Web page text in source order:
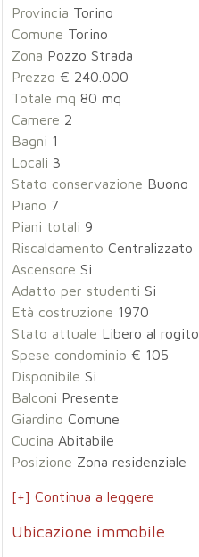
Provincia Torino
Comune Torino
Zona Pozzo Strada
Prezzo € 240.000
Totale mq 80 mq
Camere 2
Bagni 1
Locali 3
Stato conservazione Buono
Piano 7
Piani totali 9
Riscaldamento Centralizzato
Ascensore Si
Adatto per studenti Si
Età costruzione 1970
Stato attuale Libero al rogito
Spese condominio € 105
Disponibile Si
Balconi Presente
Giardino Comune
Cucina Abitabile
Posizione Zona residenziale
[+] Continua a leggere
Ubicazione immobile